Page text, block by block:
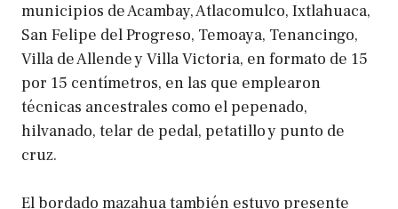
municipios de Acambay, Atlacomulco, Ixtlahuaca,
San Felipe del Progreso, Temoaya, Tenancingo,
Villa de Allende y Villa Victoria, en formato de 15
por 15 centímetros, en las que emplearon
técnicas ancestrales como el pepenado,
hilvanado, telar de pedal, petatillo y punto de
cruz.
El bordado mazahua también estuvo presente